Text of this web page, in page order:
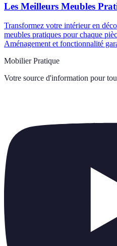
Les Meilleurs Meubles
Transformez votre intérieur en
meubles pratiques pour chaque
Aménagement et fonctionnalité
Mobilier Pratique
Votre source d'information pour